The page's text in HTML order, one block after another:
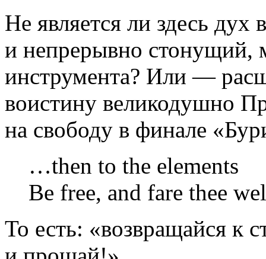
Не является ли здесь дух
и непрерывно стонущий,
инструмента? Или —
воистину великодушно
на свободу в финале
…then to the elements
Be free, and fare thee
То есть: «возвращайся к